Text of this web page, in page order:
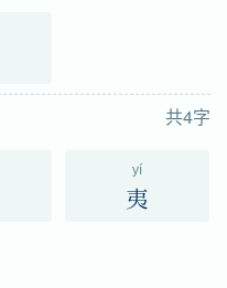
共4字
yí
夷